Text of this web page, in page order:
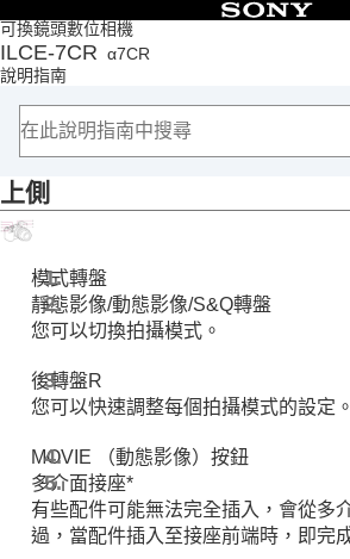
可換鏡頭數位相機
ILCE-7CR α7CR
說明指南
目錄
頁首
如何使用說明指南
檢查相機以及隨附的部件
後側
側面
底部
螢幕上顯示的基本圖示
觸控功能圖示
基本操作
準備相機/基本拍攝操作
使用拍攝功能
自訂相機
觀看
變更相機設定
智慧型手機可用的功能
上側
模式轉盤
靜態影像/動態影像/S&Q轉盤
您可以切換拍攝模式。
後轉盤R
您可以快速調整每個拍攝模式的設定。
MOVIE （動態影像）按鈕
多介面接座*
有些配件可能無法完全插入，會從多
過，當配件插入至接座前端時，即完